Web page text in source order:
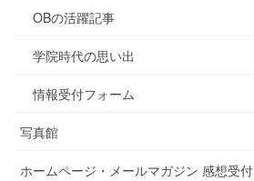
OBの活躍記事
学院時代の思い出
情報受付フォーム
写真館
ホームページ・メールマガジン 感想受付